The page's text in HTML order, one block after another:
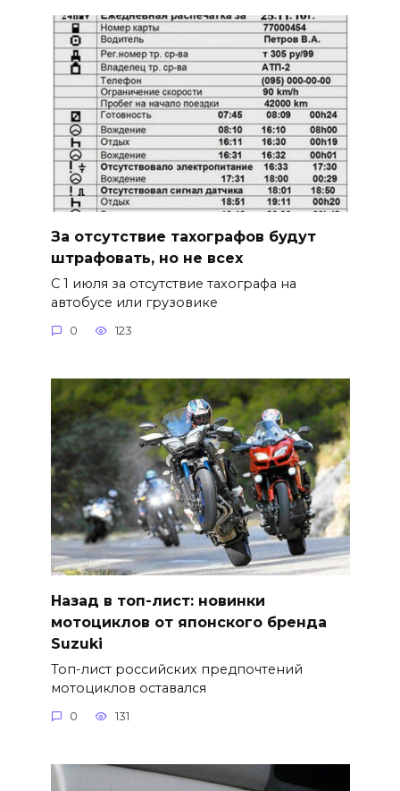
За отсутствие тахографов будут
штрафовать, но не всех
С 1 июля за отсутствие тахографа на
автобусе или грузовике
0 123
Назад в топ-лист: новинки
мотоциклов от японского бренда
Suzuki
Топ-лист российских предпочтений
мотоциклов оставался
0 131